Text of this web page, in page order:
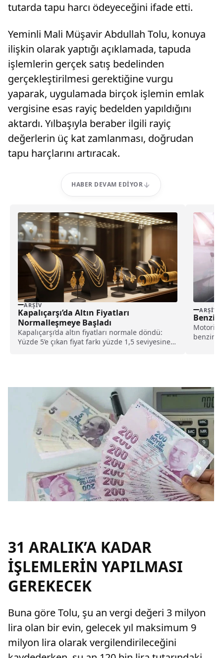
tutarda tapu harcı ödeyeceğini ifade etti.
Yeminli Mali Müşavir Abdullah Tolu, konuya
ilişkin olarak yaptığı açıklamada, tapuda
işlemlerin gerçek satış bedelinden
gerçekleştirilmesi gerektiğine vurgu
yaparak, uygulamada birçok işlemin emlak
vergisine esas rayiç bedelden yapıldığını
aktardı. Yılbaşıyla beraber ilgili rayiç
değerlerin üç kat zamlanması, doğrudan
tapu harçlarını artıracak.
HABER DEVAM EDIYOR
ARŞIV
Kapalıçarşı’da Altın Fiyatları
Normalleşmeye Başladı
Kapalıçarşı’da altın fiyatları normale döndü:
Yüzde 5’e çıkan fiyat farkı yüzde 1,5 seviyesine
ARŞIV
Benzin
Motorin
31 ARALIK’A KADAR
İŞLEMLERİN YAPILMASI
GEREKECEK
Buna göre Tolu, şu an vergi değeri 3 milyon
lira olan bir evin, gelecek yıl maksimum 9
milyon lira olarak vergilendirileceğini